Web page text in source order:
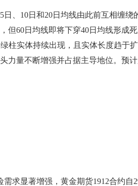
10日和20日均线由此前互相缠绕
但60日均线即将下穿40日均线形成
柱实体持续出现，且实体长度趋于
力量不断增强并占据主导地位。预计
显著增强，黄金期货1912合约自